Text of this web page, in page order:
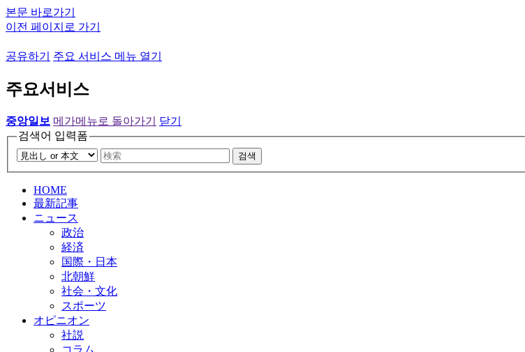
본문 바로가기
이전 페이지로 가기
공유하기 주요 서비스 메뉴 열기
주요서비스
중앙일보 메가메뉴로 돌아가기
닫기
검색어 입력폼
검색
HOME
最新記事
ニュース
政治
経済
国際・日本
北朝鮮
社会・文化
スポーツ
オピニオン
社説
コラム